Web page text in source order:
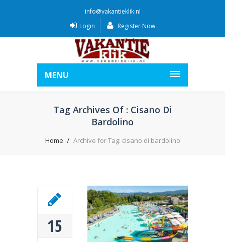
info@vakantieklik.nl
Login
Register Now
MENU
Tag Archives Of : Cisano Di
Bardolino
Home Archive for Tag: cisano di bardolino
15